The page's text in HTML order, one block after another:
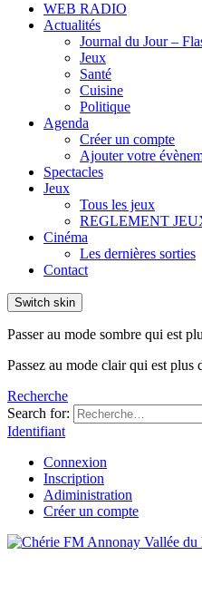
WEB RADIO
Actualités
Journal du Jour –
Jeux
Santé
Cuisine
Politique
Agenda
Créer un compte
Ajouter votre
Spectacles
Jeux
Tous les jeux
REGLEMENT
Cinéma
Les dernières sorties
Contact
Switch skin
Passer au mode sombre qui est
Passez au mode clair qui est
Recherche
Search for:
Identifiant
Connexion
Inscription
Adiministration
Créer un compte